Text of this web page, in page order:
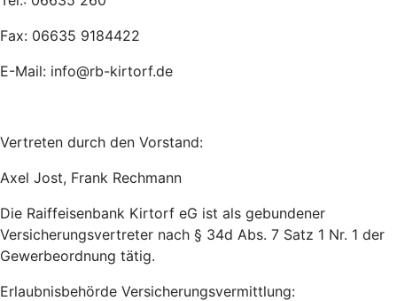
Fax: 06635 9184422
E-Mail: info@rb-kirtorf.de
Vertreten durch den Vorstand:
Axel Jost, Frank Rechmann
Die Raiffeisenbank Kirtorf eG ist als gebundener
Versicherungsvertreter nach § 34d Abs. 7 Satz 1 Nr. 1 der
Gewerbeordnung tätig.
Erlaubnisbehörde Versicherungsvermittlung: